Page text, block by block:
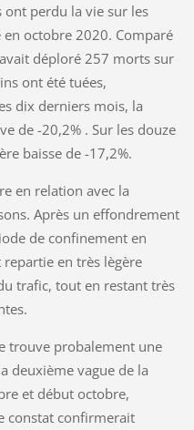
ont perdu la vie sur les
octobre 2020. Comparé
déploré 257 morts sur
ont été tuées,
dix derniers mois, la
de -20,2% . Sur les douze
baisse de -17,2%.
en relation avec la
Après un effondrement
de confinement en
en très lègère
trafic, tout en restant très
trouve probalement une
deuxième vague de la
et début octobre,
constat confirmerait